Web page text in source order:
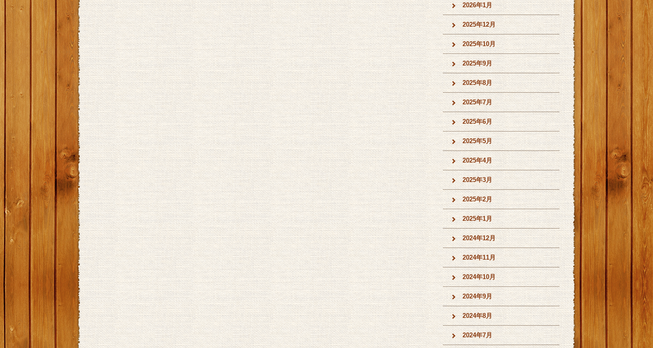
2026年1月
2025年12月
2025年10月
2025年9月
2025年8月
2025年7月
2025年6月
2025年5月
2025年4月
2025年3月
2025年2月
2025年1月
2024年12月
2024年11月
2024年10月
2024年9月
2024年8月
2024年7月